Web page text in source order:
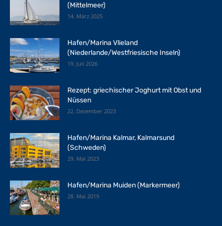
(Mittelmeer)
14. März 2025
Hafen/Marina Vlieland
(Niederlande/Westfriesische Inseln)
19. Juli 2026
Rezept: griechischer Joghurt mit Obst und
Nüssen
22. Dezember 2023
Hafen/Marina Kalmar, Kalmarsund
(Schweden)
29. Mai 2023
Hafen/Marina Muiden (Markermeer)
28. Mai 2019